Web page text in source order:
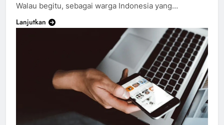
Walau begitu, sebagai warga Indonesia yang…
Lanjutkan